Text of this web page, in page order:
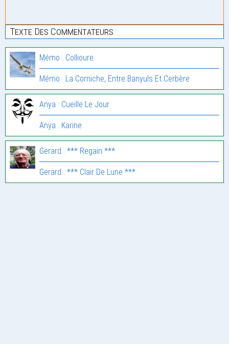
Texte Des Commentateurs
Mémo : Collioure
Mémo : La Corniche, Entre Banyuls Et Cerbère
Anya : Cueille Le Jour
Anya : Karine
Gerard : *** Regain ***
Gerard : *** Clair De Lune ***